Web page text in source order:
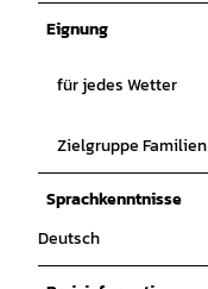
Eignung
für jedes Wetter
Zielgruppe Familien
Sprachkenntnisse
Deutsch